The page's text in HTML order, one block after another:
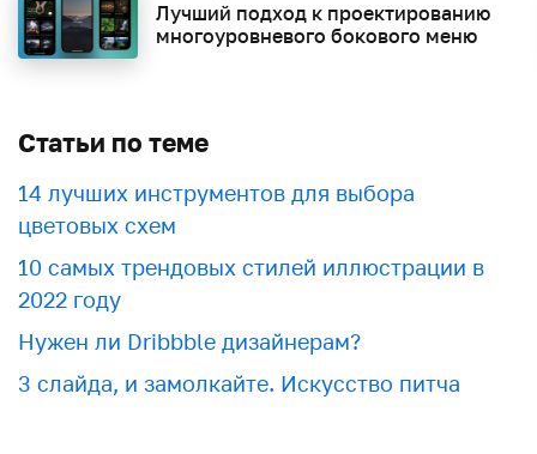
Лучший подход к проектированию
многоуровневого бокового меню
Статьи по теме
​​14 лучших инструментов для выбора
цветовых схем
10 самых трендовых стилей иллюстрации в
2022 году
Нужен ли Dribbble дизайнерам?
3 слайда, и замолкайте. Искусство питча